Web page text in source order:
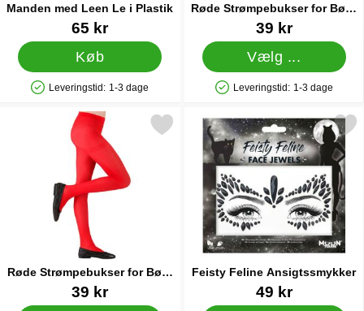
Manden med Leen Le i Plastik
Varenr 1186765 kr
Køb
Produkttilgængelighed: På lager
Leveringstid: 1-3 dage
Røde Strømpebukser for Børn
11-14 år
Varenr 4376939 kr
Vælg ...
Produkttilgængelighed: På lager
Leveringstid: 1-3 dage
Røde Strømpebukser for Børn
7-10 år
Varenr 4376839 kr
røde Strømpebukser for Børn 7-10 år som favorit
Feisty Feline Ansigtssmykker
Varenr 2442449 kr
Markér feisty Feline